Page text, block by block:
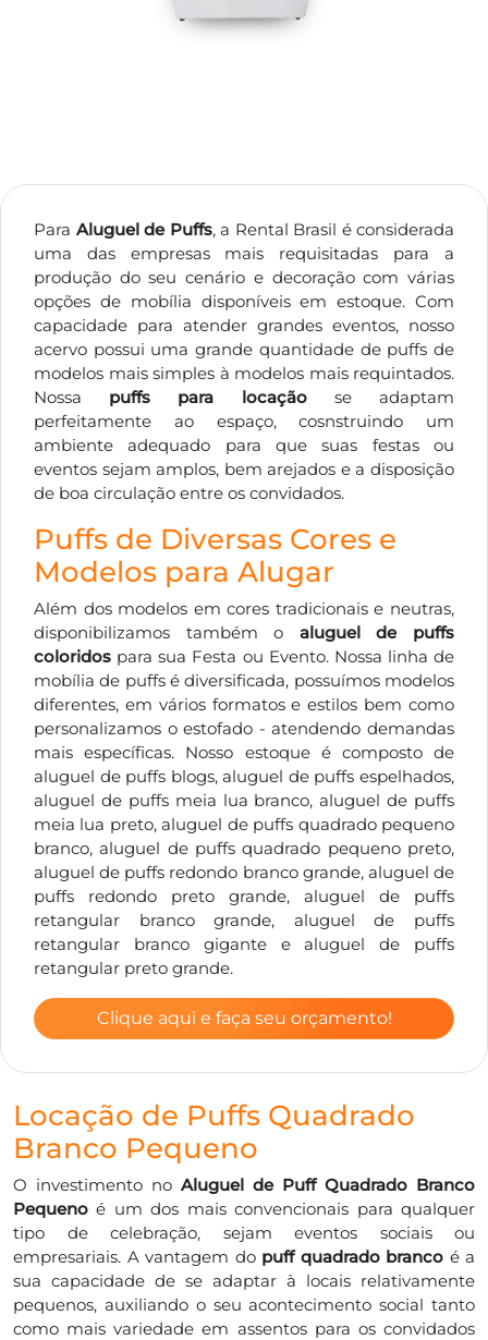
Para Aluguel de Puffs, a Rental Brasil é considerada
uma das empresas mais requisitadas para a
produção do seu cenário e decoração com várias
opções de mobília disponíveis em estoque. Com
capacidade para atender grandes eventos, nosso
acervo possui uma grande quantidade de puffs de
modelos mais simples à modelos mais requintados.
Nossa puffs para locaçãose adaptam
perfeitamente ao espaço, cosnstruindo um
ambiente adequado para que suas festas ou
eventos sejam amplos, bem arejados e a disposição
de boa circulação entre os convidados.
Puffs de Diversas Cores e
Modelos para Alugar
Além dos modelos em cores tradicionais e neutras,
disponibilizamos também o aluguel de puffs
coloridos para sua Festa ou Evento. Nossa linha de
mobília de puffs é diversificada, possuímos modelos
diferentes, em vários formatos e estilos bem como
personalizamos o estofado - atendendo demandas
mais específicas. Nosso estoque é composto de
aluguel de puffs blogs, aluguel de puffs espelhados,
aluguel de puffs meia lua branco, aluguel de puffs
meia lua preto, aluguel de puffs quadrado pequeno
branco, aluguel de puffs quadrado pequeno preto,
aluguel de puffs redondo branco grande, aluguel de
puffs redondo preto grande, aluguel de puffs
retangular branco grande, aluguel de puffs
retangular branco gigante e aluguel de puffs
retangular preto grande.
Clique aqui e faça seu orçamento!
Locação de Puffs Quadrado
Branco Pequeno
O investimento no Aluguel de Puff Quadrado Branco
Pequeno é um dos mais convencionais para qualquer
tipo de celebração, sejam eventos sociais ou
empresariais. A vantagem do puff quadrado branco é a
sua capacidade de se adaptar à locais relativamente
pequenos, auxiliando o seu acontecimento social tanto
como mais variedade em assentos para os convidados